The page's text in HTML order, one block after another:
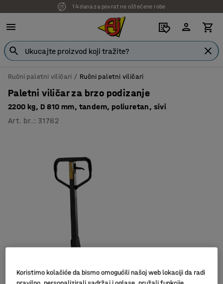
14 dana za povrat ne oštećene robe
Ručni paletni viličari Ručni paletni viličari
Paletni viličar za brzo podizanje
2200 kg, D 810 mm, tandem, poliuretan, sivi
Art. br. : 31762
Koristimo kolačiće da bismo omogućili našoj web lokaciji da radi